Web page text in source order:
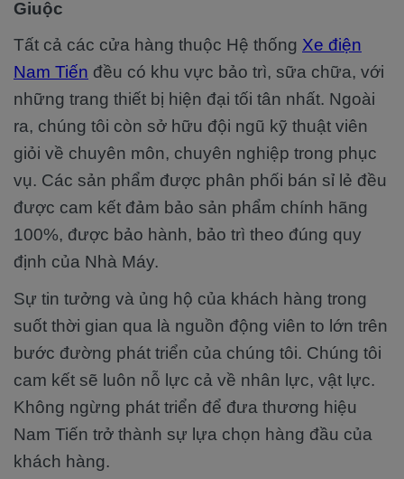
Giuộc
Tất cả các cửa hàng thuộc Hệ thống Xe điện
Nam Tiến đều có khu vực bảo trì, sữa chữa, với
những trang thiết bị hiện đại tối tân nhất. Ngoài
ra, chúng tôi còn sở hữu đội ngũ kỹ thuật viên
giỏi về chuyên môn, chuyên nghiệp trong phục
vụ. Các sản phẩm được phân phối bán sỉ lẻ đều
được cam kết đảm bảo sản phẩm chính hãng
100%, được bảo hành, bảo trì theo đúng quy
định của Nhà Máy.
Sự tin tưởng và ủng hộ của khách hàng trong
suốt thời gian qua là nguồn động viên to lớn trên
bước đường phát triển của chúng tôi. Chúng tôi
cam kết sẽ luôn nỗ lực cả về nhân lực, vật lực.
Không ngừng phát triển để đưa thương hiệu
Nam Tiến trở thành sự lựa chọn hàng đầu của
khách hàng.